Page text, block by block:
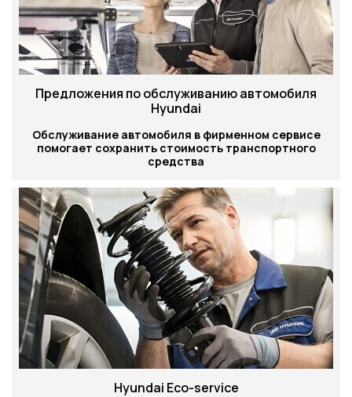
Предложения по обслуживанию автомобиля
Hyundai
Обслуживание автомобиля в фирменном сервисе
помогает сохранить стоимость транспортного
средства
Hyundai Eco-service